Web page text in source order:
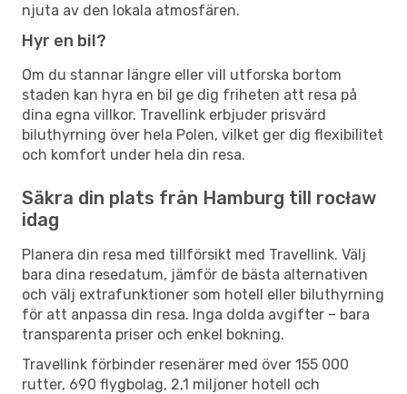
njuta av den lokala atmosfären.
Hyr en bil?
Om du stannar längre eller vill utforska bortom
staden kan hyra en bil ge dig friheten att resa på
dina egna villkor. Travellink erbjuder prisvärd
biluthyrning över hela Polen, vilket ger dig flexibilitet
och komfort under hela din resa.
Säkra din plats från Hamburg till rocław
idag
Planera din resa med tillförsikt med Travellink. Välj
bara dina resedatum, jämför de bästa alternativen
och välj extrafunktioner som hotell eller biluthyrning
för att anpassa din resa. Inga dolda avgifter – bara
transparenta priser och enkel bokning.
Travellink förbinder resenärer med över 155 000
rutter, 690 flygbolag, 2,1 miljoner hotell och